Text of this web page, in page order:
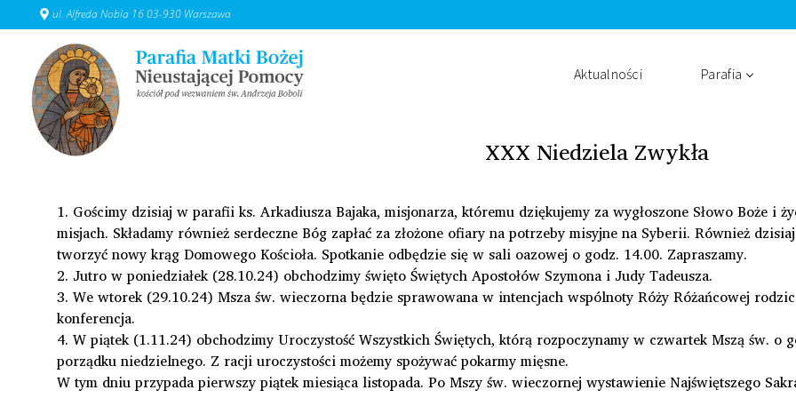
ul. Alfreda Nobla 16 03-930 Warszawa
Aktualności Parafia
XXX Niedziela Zwykła
1. Gościmy dzisiaj w parafii ks. Arkadiusza Bajaka, misjonarza, któremu dziękujemy za wygłoszone Słowo Boże i
misjach. Składamy również serdeczne Bóg zapłać za złożone ofiary na potrzeby misyjne na Syberii. Również
tworzyć nowy krąg Domowego Kościoła. Spotkanie odbędzie się w sali oazowej o godz. 14.00. Zapraszamy.
2. Jutro w poniedziałek (28.10.24) obchodzimy święto Świętych Apostołów Szymona i Judy Tadeusza.
3. We wtorek (29.10.24) Msza św. wieczorna będzie sprawowana w intencjach wspólnoty Róży Różańcowej
konferencja.
4. W piątek (1.11.24) obchodzimy Uroczystość Wszystkich Świętych, którą rozpoczynamy w czwartek Mszą św. o
porządku niedzielnego. Z racji uroczystości możemy spożywać pokarmy mięsne.
W tym dniu przypada pierwszy piątek miesiąca listopada. Po Mszy św. wieczornej wystawienie Najświętszego